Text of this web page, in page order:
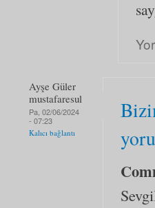
Ayşe Güler
mustafaresul
Pa, 02/06/2024
- 07:23
Kalıcı bağlantı